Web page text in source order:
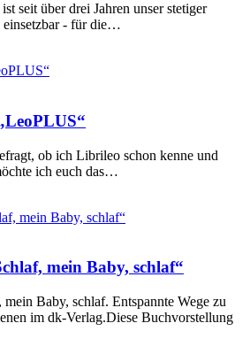
seit über drei Jahren unser stetiger
einsetzbar - für die…
ob ich Librileo schon kenne und
ich euch das…
mein Baby, schlaf“
Baby, schlaf. Entspannte Wege zu
im dk-Verlag.Diese Buchvorstellung